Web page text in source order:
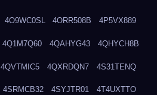
4O9WC0SL 4ORR508B 4P5VX889
4Q1M7Q60 4QAHYG43 4QHYCH8B
4QVTMIC5 4QXRDQN7 4S31TENQ
4SRMCB32 4SYJTR01 4T4UXTTO